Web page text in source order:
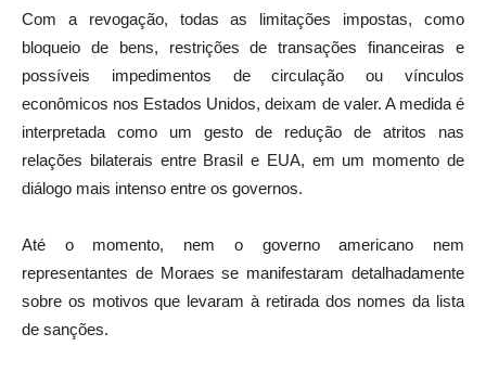
Com a revogação, todas as limitações impostas, como
bloqueio de bens, restrições de transações financeiras e
possíveis impedimentos de circulação ou vínculos
econômicos nos Estados Unidos, deixam de valer. A medida é
interpretada como um gesto de redução de atritos nas
relações bilaterais entre Brasil e EUA, em um momento de
diálogo mais intenso entre os governos.
Até o momento, nem o governo americano nem
representantes de Moraes se manifestaram detalhadamente
sobre os motivos que levaram à retirada dos nomes da lista
de sanções.